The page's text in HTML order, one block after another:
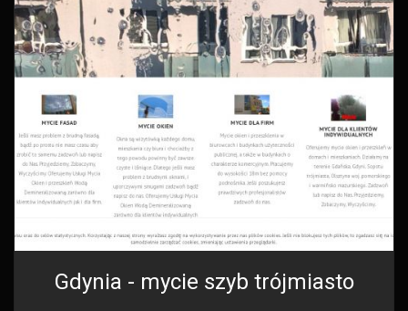
Gdynia - mycie szyb trójmiasto